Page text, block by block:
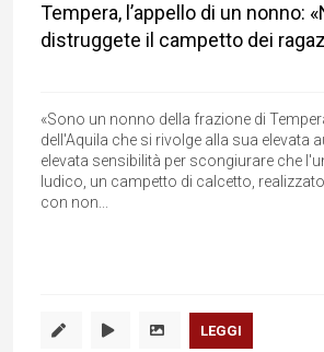
Tempera, l’appello di un nonno:
distruggete il campetto dei
«Sono un nonno della frazione di
dell'Aquila che si rivolge alla sua elevata
elevata sensibilità per scongiurare che
ludico, un campetto di calcetto,
con non...
LEGGI